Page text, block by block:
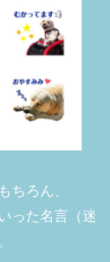
ちろん、
った名言（迷